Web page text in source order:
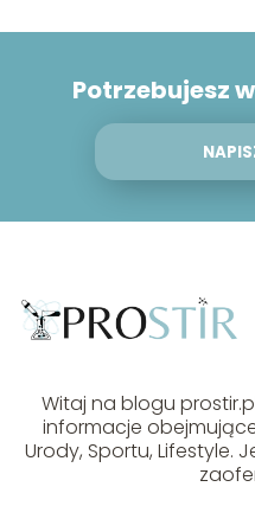
Potrzebujesz
Witaj na blogu
informacje
Urody, Sportu, Lifestyle.